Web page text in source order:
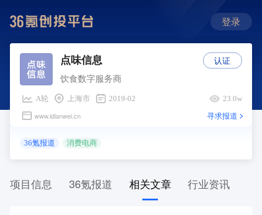
登录
点味信息
饮食数字服务商
A轮 上海市 2019-02 23.0w
www.idianwei.cn 寻求报道
36氪报道 消费电商
认证
项目信息 36氪报道 相关文章 行业资讯